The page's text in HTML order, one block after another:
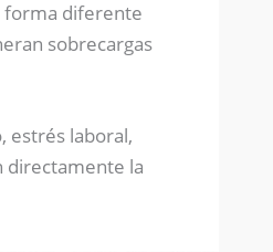
forma diferente
sobrecargas
estrés laboral,
directamente la